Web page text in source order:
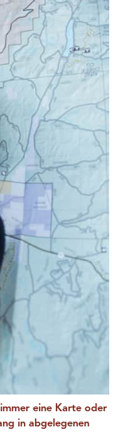
eine Karte oder
in abgelegenen